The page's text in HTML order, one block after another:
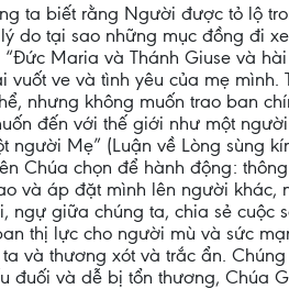
ta biết rằng Người được tỏ lộ
do tại sao những mục đồng đi
Maria và Thánh Giuse và
ve và tình yêu của mẹ mình.
nhưng không muốn trao ban
đến với thế giới như một
Mẹ” (Luận về Lòng sùng
Chúa chọn để hành động:
và áp đặt mình lên người khác,
ngự giữa chúng ta, chia sẻ cuộc
thị lực cho người mù và sức
và thương xót và trắc ẩn.
đuối và dễ bị tổn thương, Chúa